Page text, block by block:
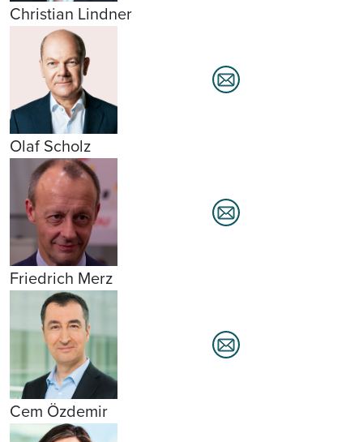
Christian Lindner
Olaf Scholz
Friedrich Merz
Cem Özdemir